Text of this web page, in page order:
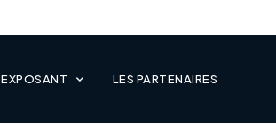
EXPOSANT LES PARTENAIRES